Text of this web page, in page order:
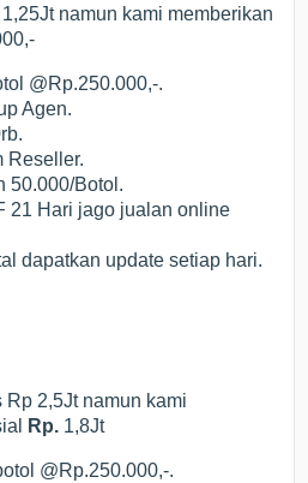
namun kami memberikan
@Rp.250.000,-.
Agen.
Reseller.
50.000/Botol.
21 Hari jago jualan online
dapatkan update setiap hari.
2,5Jt namun kami
Rp. 1,8Jt
@Rp.250.000,-.